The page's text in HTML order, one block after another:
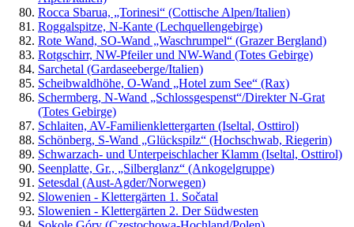
Rocca Sbarua, „Torinesi“ (Cottische Alpen/Italien)
Roggalspitze, N-Kante (Lechquellengebirge)
Rote Wand, SO-Wand „Waschrumpel“ (Grazer Bergland)
Rotgschirr, NW-Pfeiler und NW-Wand (Totes Gebirge)
Sarchetal (Gardaseeberge/Italien)
Scheibwaldhöhe, O-Wand „Hotel zum See“ (Rax)
Schermberg, N-Wand „Schlossgespenst“/Direkter N-Grat
(Totes Gebirge)
Schlaiten, AV-Familienklettergarten (Iseltal, Osttirol)
Schönberg, S-Wand „Glückspilz“ (Hochschwab, Riegerin)
Schwarzach- und Unterpeischlacher Klamm (Iseltal, Osttirol)
Seenplatte, Gr., „Silberglanz“ (Ankogelgruppe)
Setesdal (Aust-Agder/Norwegen)
Slowenien - Klettergärten 1. Sočatal
Slowenien - Klettergärten 2. Der Südwesten